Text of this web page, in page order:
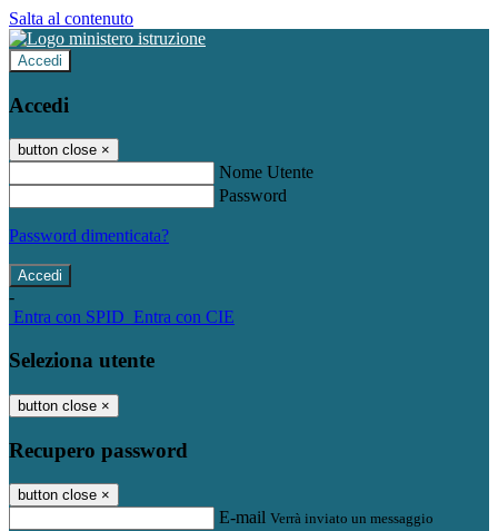
Salta al contenuto
Accedi
Accedi
button close ×
Nome Utente
Password
Password dimenticata?
-
Entra con SPID Entra con CIE
Seleziona utente
button close ×
Recupero password
button close ×
E-mail Verrà inviato un messaggio